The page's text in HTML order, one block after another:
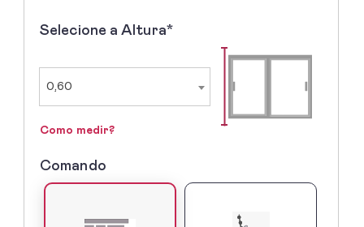
2º
Selecione a Altura*
0,60
Como medir?
3º
Comando